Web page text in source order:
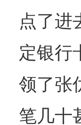
点了进
定银行
领了张
笔几十